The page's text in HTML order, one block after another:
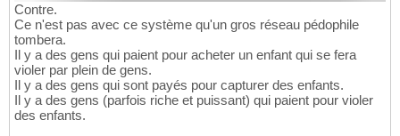
Contre.
Ce n'est pas avec ce système qu'un gros réseau pédophile
tombera.
Il y a des gens qui paient pour acheter un enfant qui se fera
violer par plein de gens.
Il y a des gens qui sont payés pour capturer des enfants.
Il y a des gens (parfois riche et puissant) qui paient pour violer
des enfants.